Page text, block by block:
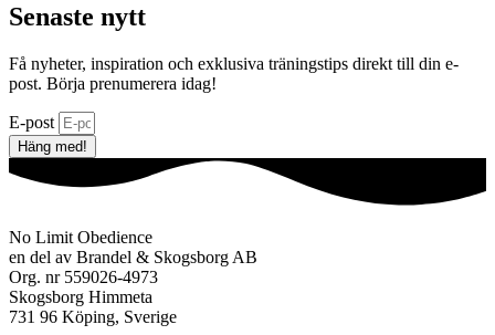
Senaste nytt
Få nyheter, inspiration och exklusiva träningstips direkt till din e-
post. Börja prenumerera idag!
E-post
Häng med!
No Limit Obedience
en del av Brandel & Skogsborg AB
Org. nr 559026-4973
Skogsborg Himmeta
731 96 Köping, Sverige